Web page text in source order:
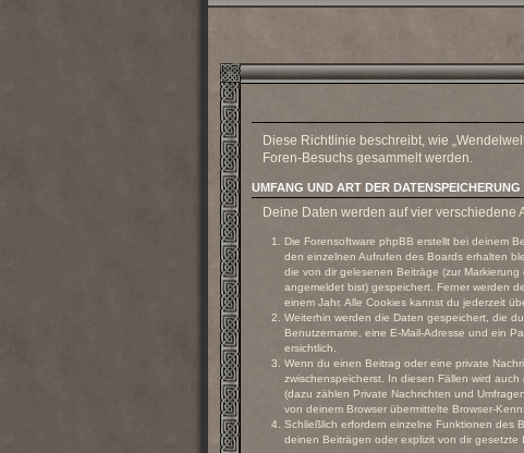
Diese Richtlinie beschreibt, wie
Foren-Besuchs gesammelt werden.
UMFANG UND ART DER DATENSPEICHERUNG
Deine Daten werden auf vier verschiedene
Die Forensoftware phpBB erstellt bei deinem
den einzelnen Aufrufen des Boards erhalten
die von dir gelesenen Beiträge (zur
angemeldet bist) gespeichert. Ferner werden
einem Jahr. Alle Cookies kannst du jederzeit
Weiterhin werden die Daten gespeichert, die
Benutzername, eine E-Mail-Adresse und ein
ersichtlich.
Wenn du einen Beitrag oder eine private
zwischenspeicherst. In diesen Fällen wird
(dazu zählen Private Nachrichten und
von deinem Browser übermittelte Browser-
Schließlich erfordern einzelne Funktionen des
deinen Beiträgen oder explizit von dir